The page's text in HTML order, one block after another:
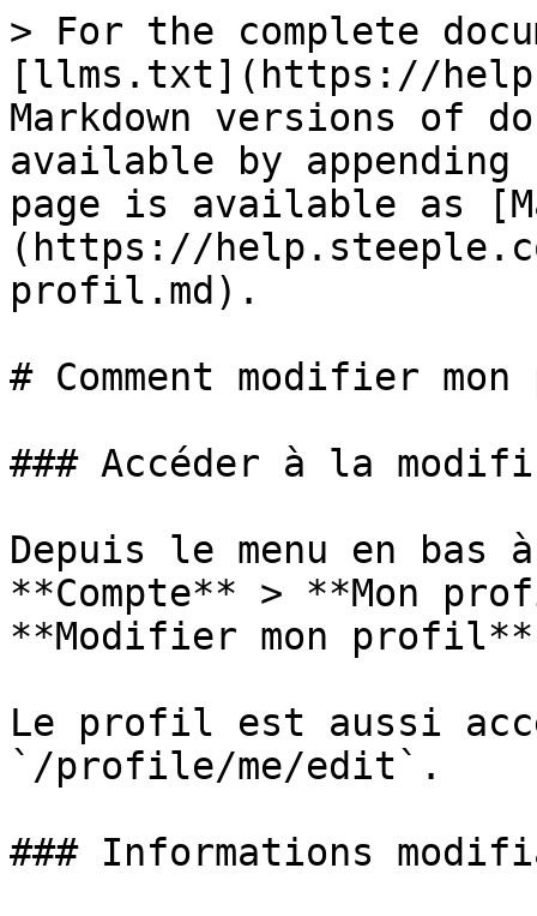
> For the complete
[llms.txt](https://
Markdown versions of
available by
page is available as
(https://
profil.md).
# Comment modifier
### Accéder à la
Depuis le menu en bas
**Compte** > **Mon
**Modifier mon
Le profil est aussi
`/profile/me/edit`.
### Informations